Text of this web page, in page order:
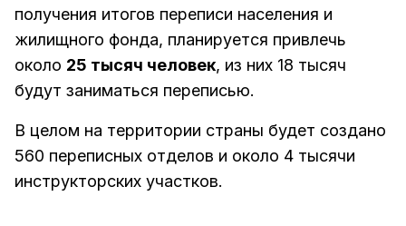
получения итогов переписи населения и
жилищного фонда, планируется привлечь
около 25 тысяч человек, из них 18 тысяч
будут заниматься переписью.
В целом на территории страны будет создано
560 переписных отделов и около 4 тысячи
инструкторских участков.